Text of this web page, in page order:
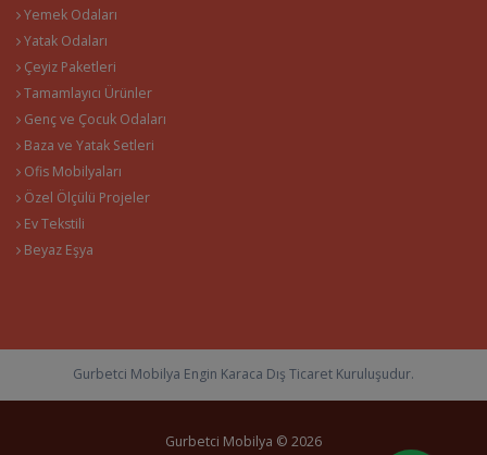
Yemek Odaları
Yatak Odaları
Çeyiz Paketleri
Tamamlayıcı Ürünler
Genç ve Çocuk Odaları
Baza ve Yatak Setleri
Ofis Mobilyaları
Özel Ölçülü Projeler
Ev Tekstili
Beyaz Eşya
Gurbetci Mobilya Engin Karaca Dış Ticaret Kuruluşudur.
Gurbetci Mobilya © 2026